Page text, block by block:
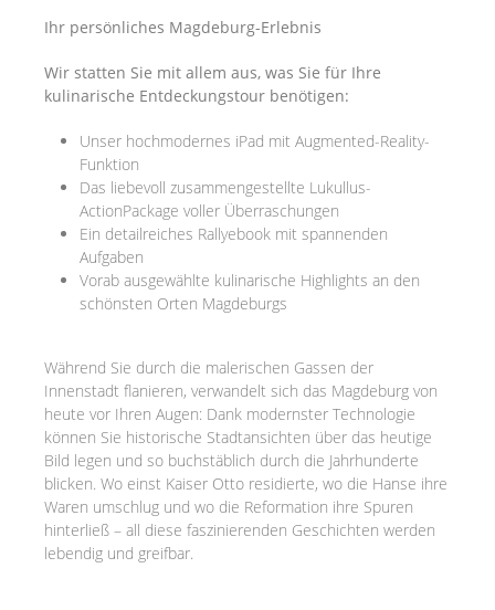
Ihr persönliches Magdeburg-Erlebnis
Wir statten Sie mit allem aus, was Sie für Ihre
kulinarische Entdeckungstour benötigen:
Unser hochmodernes iPad mit Augmented-Reality-
Funktion
Das liebevoll zusammengestellte Lukullus-
ActionPackage voller Überraschungen
Ein detailreiches Rallyebook mit spannenden
Aufgaben
Vorab ausgewählte kulinarische Highlights an den
schönsten Orten Magdeburgs
Während Sie durch die malerischen Gassen der
Innenstadt flanieren, verwandelt sich das Magdeburg von
heute vor Ihren Augen: Dank modernster Technologie
können Sie historische Stadtansichten über das heutige
Bild legen und so buchstäblich durch die Jahrhunderte
blicken. Wo einst Kaiser Otto residierte, wo die Hanse ihre
Waren umschlug und wo die Reformation ihre Spuren
hinterließ – all diese faszinierenden Geschichten werden
lebendig und greifbar.